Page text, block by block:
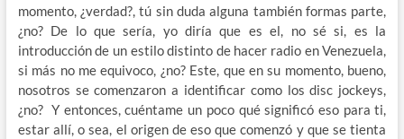
momento, ¿verdad?, tú sin duda alguna también formas parte,
¿no? De lo que sería, yo diría que es el, no sé si, es la
introducción de un estilo distinto de hacer radio en Venezuela,
si más no me equivoco, ¿no? Este, que en su momento, bueno,
nosotros se comenzaron a identificar como los disc jockeys,
¿no? Y entonces, cuéntame un poco qué significó eso para ti,
estar allí, o sea, el origen de eso que comenzó y que se tienta